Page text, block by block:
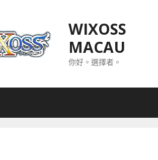
WIXOSS
MACAU
你好。選擇者。